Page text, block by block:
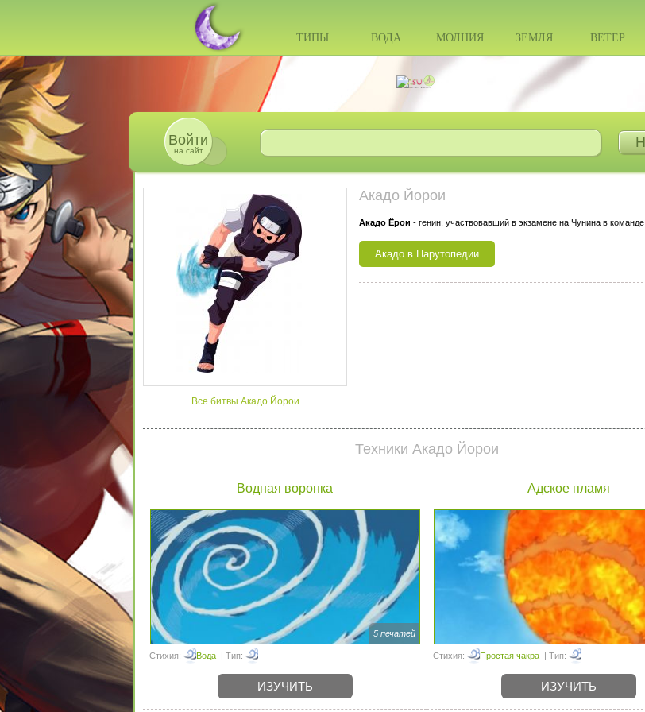
ТИПЫ ВОДА МОЛНИЯ ЗЕМЛЯ ВЕТЕР
Войти
на сайт
Все битвы Акадо Йорои
Акадо Йорои
Акадо Ёрои - генин, участвовавший в экзамене на Чунина в команде
Акадо в Нарутопедии
Техники Акадо Йорои
Водная воронка
5 печатей
Стихия: Вода | Тип:
ИЗУЧИТЬ
Адское пламя
Стихия: Простая чакра | Тип:
ИЗУЧИТЬ